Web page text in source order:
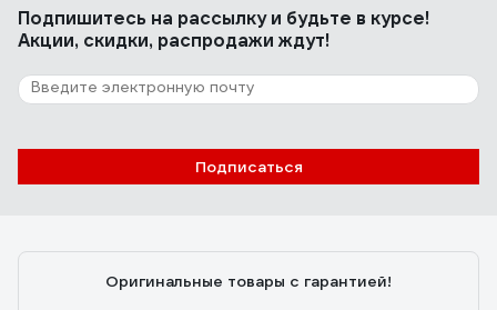
18 отзывов
Отзыв о клиновом ремне ООО
Александр К. 24.06.2024
Подпишитесь на рассылкуи будьте в курсе!
Акции, скидки, распродажи ждут!
Подписаться
Оригинальные товары с гарантией!